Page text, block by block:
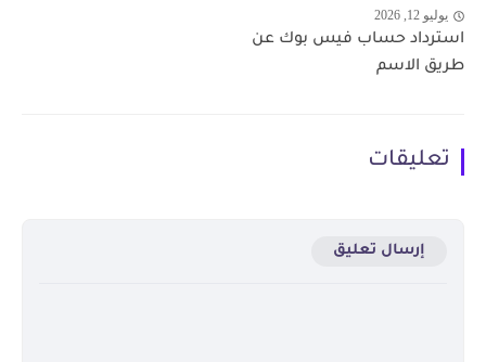
يوليو 12, 2026
استرداد حساب فيس بوك عن
طريق الاسم
تعليقات
إرسال تعليق